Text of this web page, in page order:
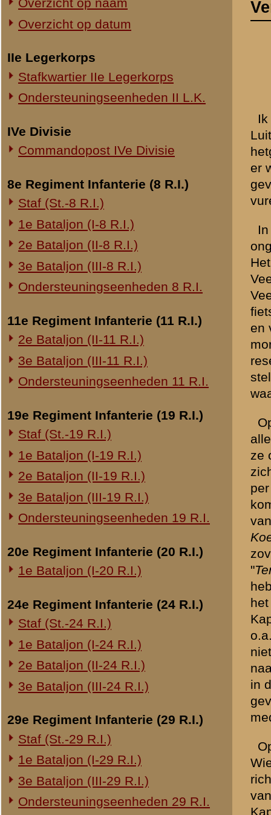
Commandopost IVe Divisie
8e Regiment Infanterie (8 R.I.)
1e Bataljon (I-8 R.I.)
2e Bataljon (II-8 R.I.)
3e Bataljon (III-8 R.I.)
Ondersteuningseenheden 8 R.I.
2e Bataljon (II-11 R.I.)
3e Bataljon (III-11 R.I.)
19e Regiment Infanterie (19 R.I.)
Staf (St.-19 R.I.)
1e Bataljon (I-19 R.I.)
2e Bataljon (II-19 R.I.)
3e Bataljon (III-19 R.I.)
Ondersteuningseenheden 19 R.I.
1e Bataljon (I-20 R.I.)
Staf (St.-24 R.I.)
1e Bataljon (I-24 R.I.)
3e Bataljon (III-24 R.I.)
29e Regiment Infanterie (29 R.I.)
1e Bataljon (I-29 R.I.)
3e Bataljon (III-29 R.I.)
Ondersteuningseenheden 29 R.I.
Staf (St.-8 R.A.)
1e Afdeling (I-8 R.A.)
3e Afdeling (III-8 R.A.)
Overige legeronderdelen
3e Regiment Huzaren (3 R.H.)
Luchtdoelmitrailleurs en -artillerie
1-II Bataljon Pag.
1-IV Bataljon Pag.
4e Compagnie Pioniers (4 C.P.)
4e Mitrailleurcompagnie (4 M.C.)
4-II Auto Bataljon
11e Grens Bataljon (11 G.B.)
1e Bataljon (I-46 R.I.)
Overige artillerie-onderdelen
Rijnbatterij
1e Afdeling (I-15 R.A.)
2e Artillerie Meet Compagnie
hetgeen trouwens
er was niets bijzonders
ongeveer 23.30 uur)
Het was toen vrij rustig,
Veenendaalscheweg
Veenendaalscheweg lag
fiets naar de stelling is
moreel van den troep.
reserve-stelling bij van
stelling zijn verschillende
waarneming (kaartvuur).
Op 13 Mei heb ik twee
allerlei verhalen deden
zich de Kapitein Bakker
per auto aan. Deze
komen, in afwachting
van de paarden op order
". De stukken
zoverre gewijzigd, dat ik
" Terugtrekken zonder
heb de vuurmonden
het huis zijn we naar de
Kapitein Bakker, die in
Wij zijn verraden,
niet van plan was daar
in de stelling gezien. Ik
gevuurd. Aan een
medegegeven.
Wiel om terug te trekken
richting van Amerongen.
van der Wiel op de
gehoord, dat hij den
van en pistool gelast
In Amerongen werden
oponthoud was te wijten.
De Kapitein Bakker wilde
het bevel overgenomen.
stelling te komen. De
nam. Nadat ik in stelling
ordonnans kwam met het
punt, waar de Staf op
Muller, die mij
De Kapitein Bakker is
zijn toestand een
Dpl.soldaat Hollink ken
Dpl.soldaat Bent was
geweest, doch heeft ook
vandaar berichten
Verklaring van